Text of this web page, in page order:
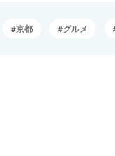
京都 グルメ